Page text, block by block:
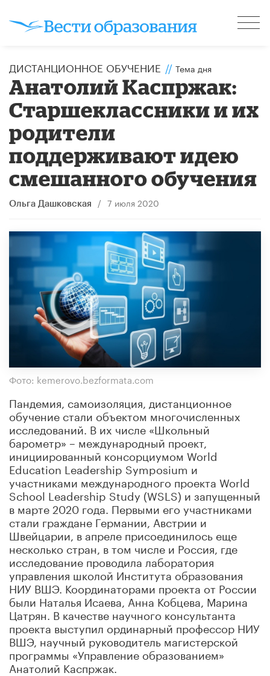
ДИСТАНЦИОННОЕ ОБУЧЕНИЕ // Тема дня
Анатолий Каспржак:
Старшеклассники и их
родители
поддерживают идею
смешанного обучения
Ольга Дашковская / 7 июля 2020
Фото: kemerovo.bezformata.com
Пандемия, самоизоляция, дистанционное
обучение стали объектом многочисленных
исследований. В их числе «Школьный
барометр» – международный проект,
инициированный консорциумом World
Education Leadership Symposium и
участниками международного проекта World
School Leadership Study (WSLS) и запущенный
в марте 2020 года. Первыми его участниками
стали граждане Германии, Австрии и
Швейцарии, в апреле присоединилось еще
несколько стран, в том числе и Россия, где
исследование проводила лаборатория
управления школой Института образования
НИУ ВШЭ. Координаторами проекта от России
были Наталья Исаева, Анна Кобцева, Марина
Цатрян. В качестве научного консультанта
проекта выступил ординарный профессор НИУ
ВШЭ, научный руководитель магистерской
программы «Управление образованием»
Анатолий Каспржак.